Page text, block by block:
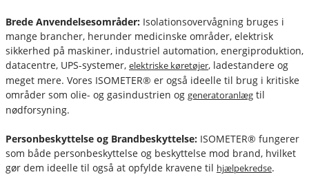
Brede Anvendelsesområder: Isolationsovervågning bruges i
mange brancher, herunder medicinske områder, elektrisk
sikkerhed på maskiner, industriel automation, energiproduktion,
datacentre, UPS-systemer, elektriske køretøjer, ladestandere og
meget mere. Vores ISOMETER® er også ideelle til brug i kritiske
områder som olie- og gasindustrien og generatoranlæg til
nødforsyning.
Personbeskyttelse og Brandbeskyttelse: ISOMETER® fungerer
som både personbeskyttelse og beskyttelse mod brand, hvilket
gør dem ideelle til også at opfylde kravene til hjælpekredse.